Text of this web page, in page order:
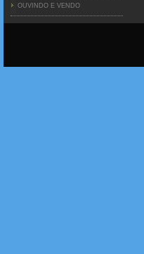
OUVINDO E VENDO